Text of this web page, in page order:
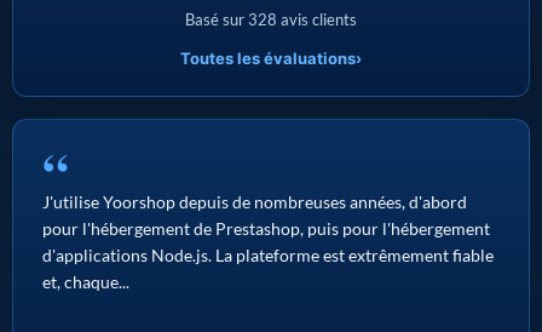
Basé sur 328 avis clients
Toutes les évaluations›
“
J'utilise Yoorshop depuis de nombreuses années, d'abord
pour l'hébergement de Prestashop, puis pour l'hébergement
d'applications Node.js. La plateforme est extrêmement fiable
et, chaque...